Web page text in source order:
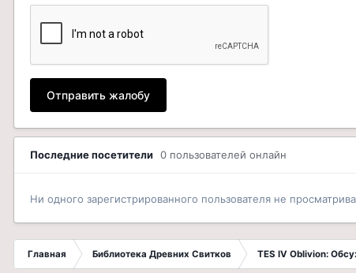
Отправить жалобу
Последние посетители 0 пользователей онлайн
Ни одного зарегистрированного пользователя не
Главная Библиотека Древних Свитков TES IV Oblivion: